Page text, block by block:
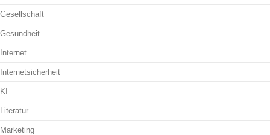
Gesellschaft
Gesundheit
Internet
Internetsicherheit
KI
Literatur
Marketing